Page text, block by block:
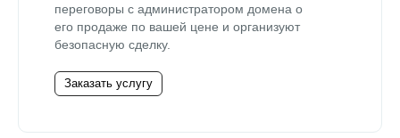
переговоры с администратором домена о
его продаже по вашей цене и организуют
безопасную сделку.
Заказать услугу